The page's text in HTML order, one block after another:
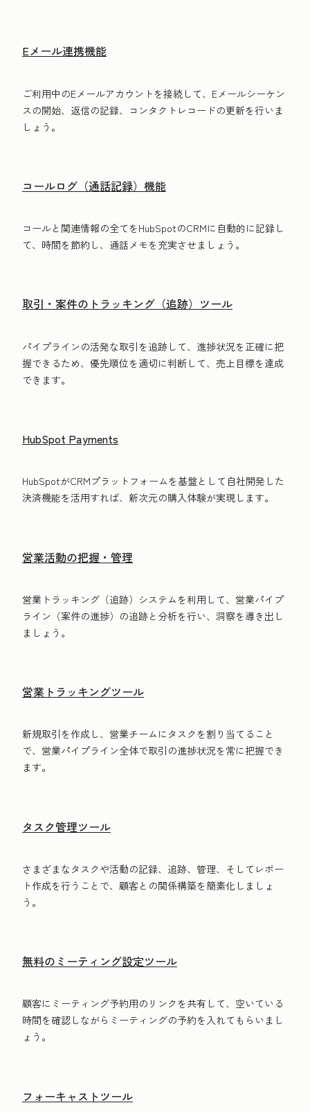
Eメール連携機能
ご利用中のEメールアカウントを接続して、Eメールシーケン
スの開始、返信の記録、コンタクトレコードの更新を行いま
しょう。
コールログ（通話記録）機能
コールと関連情報の全てをHubSpotのCRMに自動的に記録し
て、時間を節約し、通話メモを充実させましょう。
取引・案件のトラッキング（追跡）ツール
パイプラインの活発な取引を追跡して、進捗状況を正確に把
握できるため、優先順位を適切に判断して、売上目標を達成
できます。
HubSpot Payments
HubSpotがCRMプラットフォームを基盤として自社開発した
決済機能を活用すれば、新次元の購入体験が実現します。
営業活動の把握・管理
営業トラッキング（追跡）システムを利用して、営業パイプ
ライン（案件の進捗）の追跡と分析を行い、洞察を導き出し
ましょう。
営業トラッキングツール
新規取引を作成し、営業チームにタスクを割り当てること
で、営業パイプライン全体で取引の進捗状況を常に把握でき
ます。
タスク管理ツール
さまざまなタスクや活動の記録、追跡、管理、そしてレポー
ト作成を行うことで、顧客との関係構築を簡素化しましょ
う。
無料のミーティング設定ツール
顧客にミーティング予約用のリンクを共有して、空いている
時間を確認しながらミーティングの予約を入れてもらいまし
ょう。
フォーキャストツール